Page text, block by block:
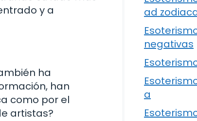
y a
ha
han
como por el
artistas?
ad
negativas
a